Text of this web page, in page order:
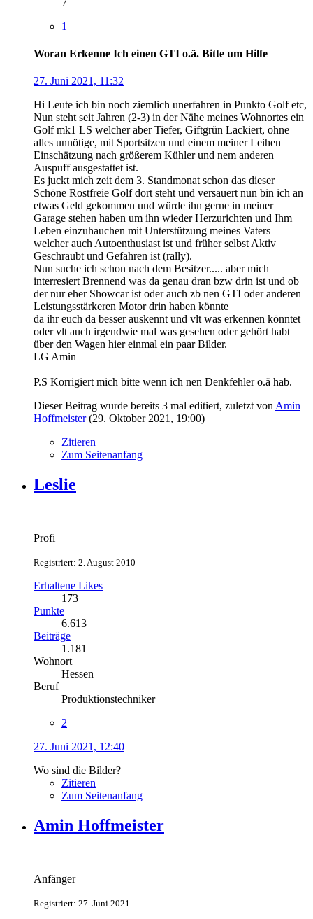
1
Woran Erkenne Ich einen GTI o.ä. Bitte um Hilfe
27. Juni 2021, 11:32
Hi Leute ich bin noch ziemlich unerfahren in Punkto Golf etc,
Nun steht seit Jahren (2-3) in der Nähe meines Wohnortes ein
Golf mk1 LS welcher aber Tiefer, Giftgrün Lackiert, ohne
alles unnötige, mit Sportsitzen und einem meiner Leihen
Einschätzung nach größerem Kühler und nem anderen
Auspuff ausgestattet ist.
Es juckt mich zeit dem 3. Standmonat schon das dieser
Schöne Rostfreie Golf dort steht und versauert nun bin ich an
etwas Geld gekommen und würde ihn gerne in meiner
Garage stehen haben um ihn wieder Herzurichten und Ihm
Leben einzuhauchen mit Unterstützung meines Vaters
welcher auch Autoenthusiast ist und früher selbst Aktiv
Geschraubt und Gefahren ist (rally).
Nun suche ich schon nach dem Besitzer..... aber mich
interresiert Brennend was da genau dran bzw drin ist und ob
der nur eher Showcar ist oder auch zb nen GTI oder anderen
Leistungsstärkeren Motor drin haben könnte
da ihr euch da besser auskennt und vlt was erkennen könntet
oder vlt auch irgendwie mal was gesehen oder gehört habt
über den Wagen hier einmal ein paar Bilder.
LG Amin
P.S Korrigiert mich bitte wenn ich nen Denkfehler o.ä hab.
Dieser Beitrag wurde bereits 3 mal editiert, zuletzt von Amin
Hoffmeister(29. Oktober 2021, 19:00)
Zitieren
Zum Seitenanfang
Leslie
Profi
Registriert: 2. August 2010
Erhaltene Likes
173
Punkte
6.613
Beiträge
1.181
Wohnort
Hessen
Beruf
Produktionstechniker
2
27. Juni 2021, 12:40
Wo sind die Bilder?
Zitieren
Zum Seitenanfang
Amin Hoffmeister
Anfänger
Registriert: 27. Juni 2021